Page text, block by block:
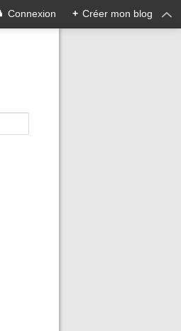
Connexion + Créer mon blog